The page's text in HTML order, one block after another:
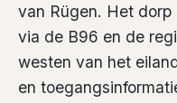
van Rügen. Het
via de B96 en de
westen van het
en